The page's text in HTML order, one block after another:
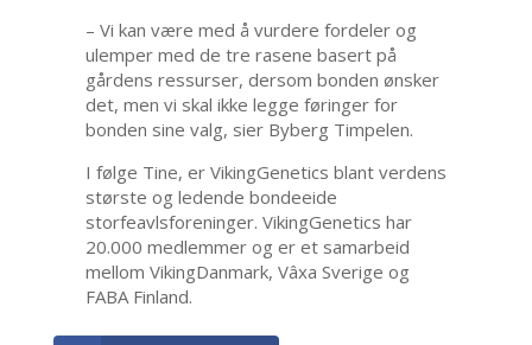
– Vi kan være med å vurdere fordeler og
ulemper med de tre rasene basert på
gårdens ressurser, dersom bonden ønsker
det, men vi skal ikke legge føringer for
bonden sine valg, sier Byberg Timpelen.
I følge Tine, er VikingGenetics blant verdens
største og ledende bondeeide
storfeavlsforeninger. VikingGenetics har
20.000 medlemmer og er et samarbeid
mellom VikingDanmark, Vâxa Sverige og
FABA Finland.